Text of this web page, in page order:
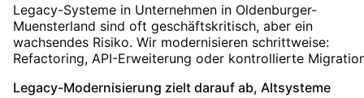
Legacy-Systeme in Unternehmen in Oldenburger-
Muensterland sind oft geschäftskritisch, aber ein
wachsendes Risiko. Wir modernisieren schrittweise:
Refactoring, API-Erweiterung oder kontrollierte
Legacy-Modernisierung zielt darauf ab, Altsysteme